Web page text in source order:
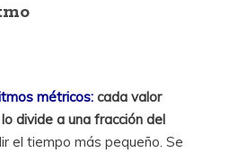
métricos: cada valor
divide a una fracción del
el tiempo más pequeño. Se